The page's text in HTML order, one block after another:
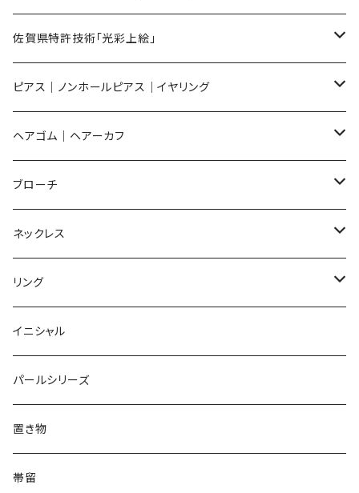
メンズ ギフトセット
佐賀県特許技術「光彩上絵」
ピアス
イヤリング
ノンホールピアス
ヘアゴム
ブローチ
ネックレス
リング
ピアス｜ノンホールピアス｜イヤリング
ピアス
Flower
Dot
Square
てんとう虫
ノンホールピアス
Flower
Dot
Square
イヤリング
Flower
Round
ヘアゴム｜ヘアーカフ
Flower
Round
Square
てんとう虫
Animal
うさぎ
パンダ
鏡
Pattern
ブローチ
Flower
Animal
猫
犬
Lips
鏡
Pattern
house
ネックレス
Flower
Animal
てんとう虫
Food
Pattern
リング
Flower
Round
てんとう虫
animal
イニシャル
パールシリーズ
置き物
帯留